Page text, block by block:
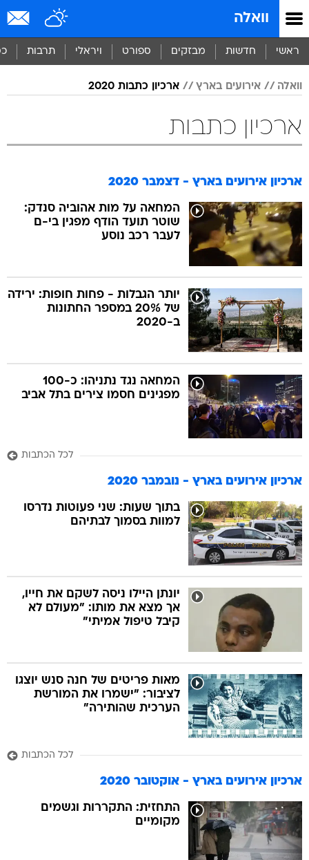
וואלה
ראשי חדשות מבזקים ספורט ויראלי תרבות
וואלה אירועים בארץ ארכיון כתבות 2020
ארכיון כתבות
ארכיון אירועים בארץ - דצמבר 2020
המחאה על מות אהוביה סנדק:
שוטר תועד הודף מפגין בי-ם
לעבר רכב נוסע
יותר הגבלות - פחות חופות: ירידה
של 20% במספר החתונות
ב-2020
המחאה נגד נתניהו: כ-100
מפגינים חסמו צירים בתל אביב
לכל הכתבות
ארכיון אירועים בארץ - נובמבר 2020
בתוך שעות: שני פעוטות נדרסו
למוות בסמוך לבתיהם
יונתן היילו ניסה לשקם את חייו,
אך מצא את מותו: "מעולם לא
קיבל טיפול אמיתי"
מאות פריטים של חנה סנש יוצגו
לציבור: "ישמרו את המורשת
הערכית שהותירה"
לכל הכתבות
ארכיון אירועים בארץ - אוקטובר 2020
התחזית: התקררות וגשמים
מקומיים